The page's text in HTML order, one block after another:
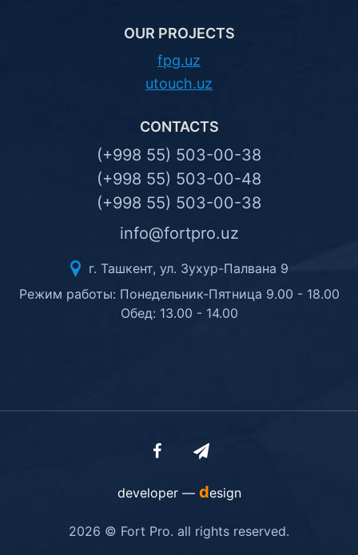
OUR PROJECTS
fpg.uz
utouch.uz
CONTACTS
(+998 55) 503-00-38
(+998 55) 503-00-48
(+998 55) 503-00-38
info@fortpro.uz
г. Ташкент, ул. Зухур-Палвана 9
Режим работы: Понедельник-Пятница 9.00 - 18.00
Обед: 13.00 - 14.00
developer — design
2026 © Fort Pro. all rights reserved.